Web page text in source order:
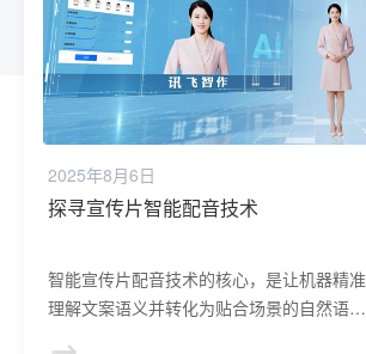
2025年8月6日
探寻宣传片智能配音技术
智能宣传片配音技术的核心，是让机器精准
理解文案语义并转化为贴合场景的自然语